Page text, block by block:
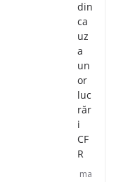
din
ca
uz
a
un
or
luc
răr
i
CF
R
ma